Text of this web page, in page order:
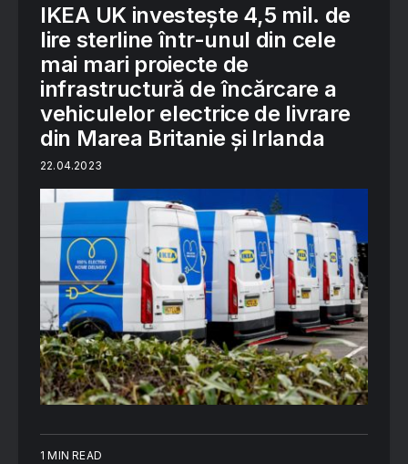
IKEA UK investește 4,5 mil. de
lire sterline într-unul din cele
mai mari proiecte de
infrastructură de încărcare a
vehiculelor electrice de livrare
din Marea Britanie și Irlanda
22.04.2023
1 MIN READ